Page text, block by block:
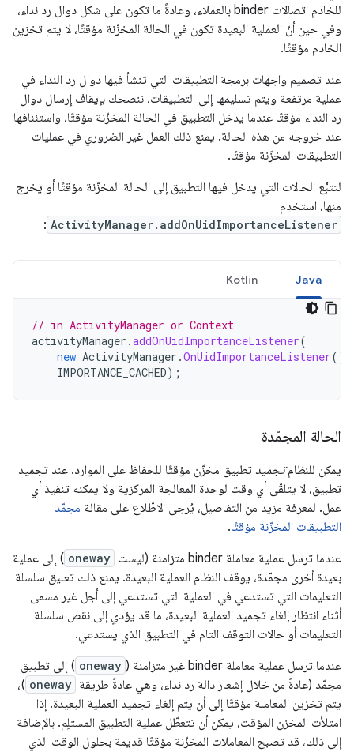
للخادم اتصالات binder بالعملاء، وعادةً ما تكون على شكل دوال رد نداء،
وفي حين أنّ العملية البعيدة تكون في الحالة المخزّنة مؤقتًا، لا يتم تخزين
الخادم مؤقتًا.
عند تصميم واجهات برمجة التطبيقات التي تنشأ فيها دوال رد النداء في
عملية مرتفعة ويتم تسليمها إلى التطبيقات، ننصحك بإيقاف إرسال دوال
رد النداء مؤقتًا عندما يدخل التطبيق في الحالة المخزّنة مؤقتًا، واستئنافها
عند خروجه من هذه الحالة. يمنع ذلك العمل غير الضروري في عمليات
التطبيقات المخزّنة مؤقتًا.
لتتبُّع الحالات التي يدخل فيها التطبيق إلى الحالة المخزّنة مؤقتًا أو يخرج
منها، استخدِم
ActivityManager.addOnUidImportanceListener
:
Java
Kotlin
// in ActivityManager or Context
activityManager .addOnUidImportanceListener(
new ActivityManager .OnUidImportanceListener()
IMPORTANCE_CACHED);
الحالة المجمّدة
يمكن للنظامتجميد تطبيق مخزّن مؤقتًا للحفاظ على الموارد. عند تجميد
تطبيق، لا يتلقّى أي وقت لوحدة المعالجة المركزية ولا يمكنه تنفيذ أي
عمل. لمعرفة مزيد من التفاصيل، يُرجى الاطّلاع على مقالة مجمّد
التطبيقات المخزّنة مؤقتًا.
عندما ترسل عملية معاملة binder متزامنة (ليست
oneway ) إلى عملية
بعيدة أخرى مجمّدة، يوقف النظام العملية البعيدة. يمنع ذلك تعليق سلسلة
التعليمات التي تستدعي في العملية التي تستدعي إلى أجل غير مسمى
أثناء انتظار إلغاء تجميد العملية البعيدة، ما قد يؤدي إلى نقص سلسلة
التعليمات أو حالات التوقف التام في التطبيق الذي يستدعي.
عندما ترسل عملية معاملة binder غير متزامنة (
oneway ) إلى تطبيق
مجمّد (عادةً من خلال إشعار دالة رد نداء، وهي عادةً طريقة oneway )،
يتم تخزين المعاملة مؤقتًا إلى أن يتم إلغاء تجميد العملية البعيدة. إذا
امتلأت المخزن المؤقت، يمكن أن تتعطّل عملية التطبيق المستلِم. بالإضافة
إلى ذلك، قد تصبح المعاملات المخزّنة مؤقتًا قديمة بحلول الوقت الذي